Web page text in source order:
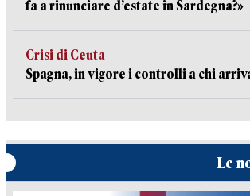
fa a rinunciare d’estate in Sardegna?»
Crisi di Ceuta
Spagna, in vigore i controlli a chi
Le